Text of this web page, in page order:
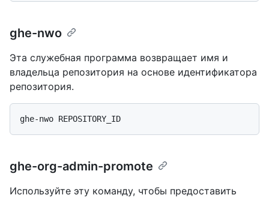
ghe-nwo
Эта служебная программа возвращает имя и
владельца репозитория на основе идентификатора
репозитория.
ghe-org-admin-promote
Используйте эту команду, чтобы предоставить